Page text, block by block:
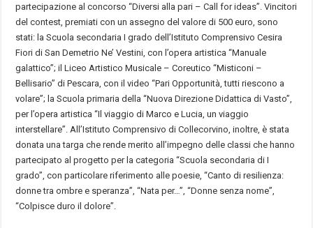
partecipazione al concorso “Diversi alla pari – Call for ideas”. Vincitori
del contest, premiati con un assegno del valore di 500 euro, sono
stati: la Scuola secondaria I grado dell’Istituto Comprensivo Cesira
Fiori di San Demetrio Ne’ Vestini, con l’opera artistica “Manuale
galattico”; il Liceo Artistico Musicale – Coreutico “Misticoni –
Bellisario” di Pescara, con il video “Pari Opportunità, tutti riescono a
volare”; la Scuola primaria della “Nuova Direzione Didattica di Vasto”,
per l’opera artistica “Il viaggio di Marco e Lucia, un viaggio
interstellare”. All’Istituto Comprensivo di Collecorvino, inoltre, è stata
donata una targa che rende merito all’impegno delle classi che hanno
partecipato al progetto per la categoria “Scuola secondaria di I
grado”, con particolare riferimento alle poesie, “Canto di resilienza:
donne tra ombre e speranza”, “Nata per…”, “Donne senza nome”,
“Colpisce duro il dolore”.